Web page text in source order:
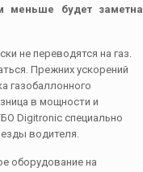
меньше будет заметна
не переводятся на газ.
Прежних ускорений
газобаллонного
в мощности и
Digitronic специально
водителя.
оборудование на